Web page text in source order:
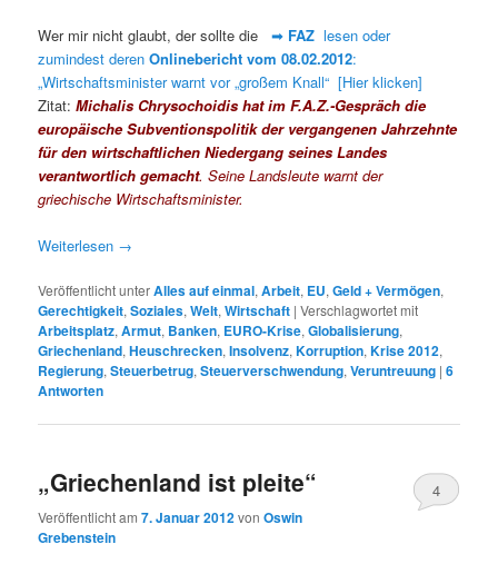
Wer mir nicht glaubt, der sollte die ➡ FAZ lesen oder
zumindest derenOnlinebericht vom 08.02.2012:
„Wirtschaftsminister warnt vor „großem Knall“ [Hier klicken]
Zitat:Michalis Chrysochoidis hat im F.A.Z.-Gespräch die
europäische Subventionspolitik der vergangenen Jahrzehnte
für den wirtschaftlichen Niedergang seines Landes
verantwortlich gemacht. Seine Landsleute warnt der
griechische Wirtschaftsminister.
Weiterlesen →
Veröffentlicht unterAlles auf einmal,Arbeit, EU,Geld + Vermögen,
Gerechtigkeit,Soziales,Welt,Wirtschaft |Verschlagwortet mit
Arbeitsplatz,Armut, Banken, EURO-Krise,Globalisierung,
Griechenland,Heuschrecken,Insolvenz,Korruption,Krise 2012,
Regierung,Steuerbetrug,Steuerverschwendung,Veruntreuung |6
Antworten
„Griechenland ist pleite“
Veröffentlicht am7. Januar 2012vonOswin
Grebenstein
4